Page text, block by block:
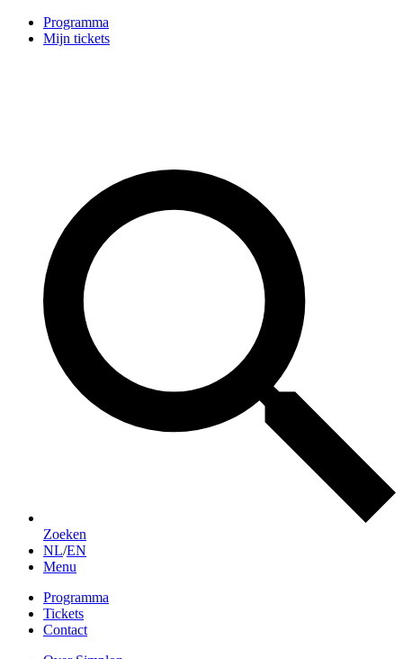
Programma
Mijn tickets
Zoeken
NL/EN
Menu
Programma
Tickets
Contact